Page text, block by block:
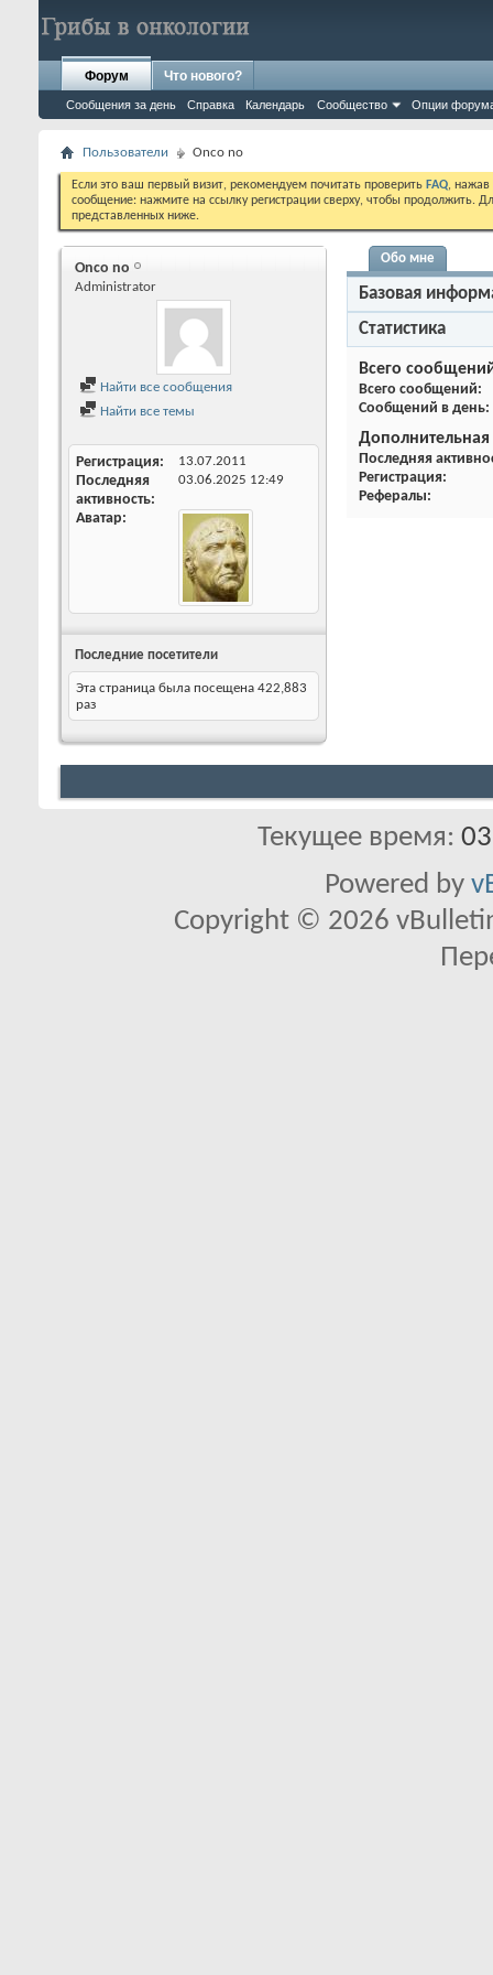
Форум
Сообщения за день Справка Календарь Сообщество Опции
Что нового?
Пользователи Onco no
Если это ваш первый визит, рекомендуем почитать проверить FAQ,
сообщение: нажмите на ссылку регистрации сверху, чтобы продолжить.
представленных ниже.
Onco no
Administrator
Найти все сообщения
Найти все темы
Регистрация 13.07.2011
Последняя
активность
03.06.2025 12:49
Аватар
Последние посетители
Эта страница была посещена 422,883
раз
Обо мне
Базовая
Статистика
Всего
Всего сообщений
Сообщений в день
Последняя
Регистрация
Рефералы
Текущее время:
Powered by
Copyright © 2026